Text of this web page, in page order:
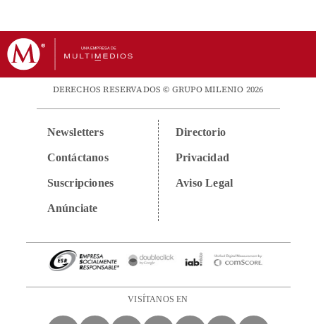
DERECHOS RESERVADOS © GRUPO MILENIO 2026
Newsletters
Contáctanos
Suscripciones
Anúnciate
Directorio
Privacidad
Aviso Legal
VISÍTANOS EN